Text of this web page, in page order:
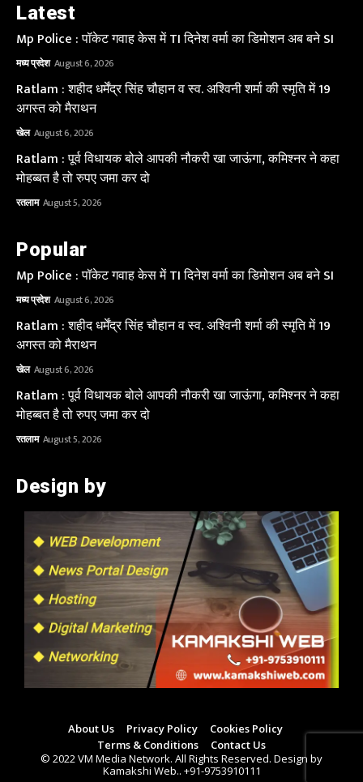
Latest
Mp Police : पॉकेट गवाह केस में TI दिनेश वर्मा का डिमोशन अब बने SI
मध्य प्रदेश August 6, 2026
Ratlam : शहीद धर्मेंद्र सिंह चौहान व स्व. अश्विनी शर्मा की स्मृति में 19
अगस्त को मैराथन
खेल August 6, 2026
Ratlam : पूर्व विधायक बोले आपकी नौकरी खा जाऊंगा, कमिश्नर ने कहा
मोहब्बत है तो रुपए जमा कर दो
रतलाम August 5, 2026
Popular
Mp Police : पॉकेट गवाह केस में TI दिनेश वर्मा का डिमोशन अब बने SI
मध्य प्रदेश August 6, 2026
Ratlam : शहीद धर्मेंद्र सिंह चौहान व स्व. अश्विनी शर्मा की स्मृति में 19
अगस्त को मैराथन
खेल August 6, 2026
Ratlam : पूर्व विधायक बोले आपकी नौकरी खा जाऊंगा, कमिश्नर ने कहा
मोहब्बत है तो रुपए जमा कर दो
रतलाम August 5, 2026
Design by
About Us Privacy Policy
Cookies Policy
Terms & Conditions
Contact Us
© 2022 VM Media Network. All Rights Reserved. Design by
Kamakshi Web.. +91-9753910111